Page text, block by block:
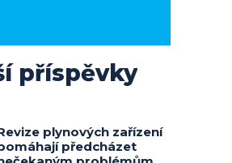
příspěvky
plynových zařízení
předcházet